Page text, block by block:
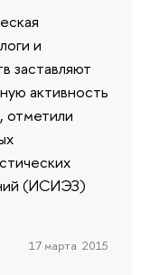
и
заставляют
активность
отметили
(ИСИЭЗ)
17 марта 2015